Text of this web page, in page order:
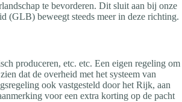
te bevorderen. Dit sluit aan bij onze
(GLB) beweegt steeds meer in deze richting.
produceren, etc. etc. Een eigen regeling om
dat de overheid met het systeem van
ook vastgesteld door het Rijk, aan
voor een extra korting op de pacht